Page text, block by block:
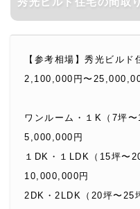
秀光ビルド住宅の間
【参考相場】秀光ビルド
2,100,000円〜
ワンルーム・１K（7坪
5,000,000円
１DK・１LDK（15坪〜
10,000,000円
2DK・2LDK（20坪〜25